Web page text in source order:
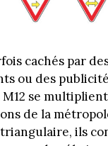
cachés par
ou des
se
de la
ils